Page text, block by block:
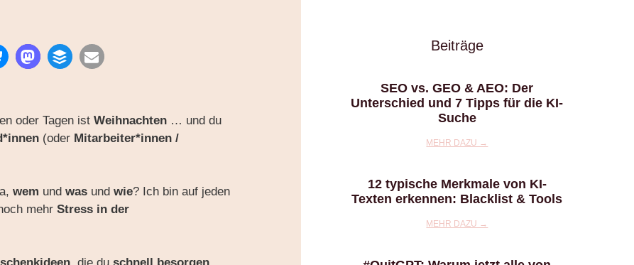
oder Tagen istWeihnachten … und du
(oder Mitarbeiter*innen /
wem undwas undwie? Ich bin auf jeden
mehrStress in der
Beiträge
SEO vs. GEO & AEO: Der
Unterschied und 7 Tipps für die KI-
Suche
MEHR DAZU →
12 typische Merkmale von KI-
Texten erkennen: Blacklist & Tools
MEHR DAZU →